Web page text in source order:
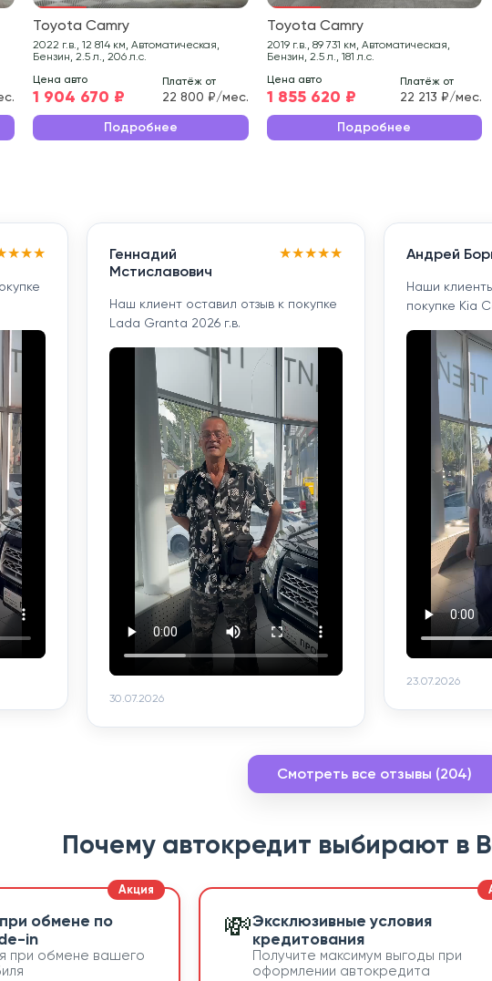
Toyota Camry
2022 г.в., 12 814 км, Автоматическая,
Бензин, 2.5 л., 206 л.с.
Цена авто
1 904 670 ₽
Платёж от
22 800 ₽/мес.
Подробнее
Toyota Camry
2019 г.в., 89 731 км, Автоматическая,
Бензин, 2.5 л., 181 л.с.
Цена авто
1 855 620 ₽
Платёж от
22 213 ₽/мес.
Подробнее
★★★
Геннадий
Мстиславович
★★★★★
Наш клиент оставил отзыв к покупке
Lada Granta 2026 г.в.
30.07.2026
Андрей
Наши
покупке Kia
23.07.2026
Смотреть все отзывы (204)
Почему автокредит выбирают в
обмене по
in
при обмене вашего
💸Эксклюзивные условия
кредитования
Получите максимум выгоды при
оформлении автокредита